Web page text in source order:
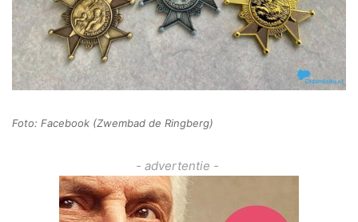
Foto: Facebook (Zwembad de Ringberg)
- advertentie -